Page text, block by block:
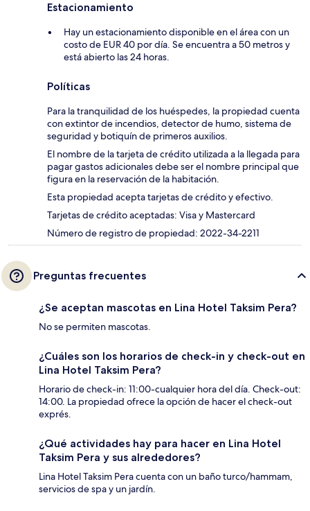
Estacionamiento
Hay un estacionamiento disponible en el área con un
costo de EUR 40 por día. Se encuentra a 50 metros y
está abierto las 24 horas.
Políticas
Para la tranquilidad de los huéspedes, la propiedad cuenta
con extintor de incendios, detector de humo, sistema de
seguridad y botiquín de primeros auxilios.
El nombre de la tarjeta de crédito utilizada a la llegada para
pagar gastos adicionales debe ser el nombre principal que
figura en la reservación de la habitación.
Esta propiedad acepta tarjetas de crédito y efectivo.
Tarjetas de crédito aceptadas: Visa y Mastercard
Número de registro de propiedad: 2022-34-2211
Preguntas frecuentes
¿Se aceptan mascotas en Lina Hotel Taksim Pera?
No se permiten mascotas.
¿Cuáles son los horarios de check-in y check-out en
Lina Hotel Taksim Pera?
Horario de check-in: 11:00-cualquier hora del día. Check-out:
14:00. La propiedad ofrece la opción de hacer el check-out
exprés.
¿Qué actividades hay para hacer en Lina Hotel
Taksim Pera y sus alrededores?
Lina Hotel Taksim Pera cuenta con un baño turco/hammam,
servicios de spa y un jardín.